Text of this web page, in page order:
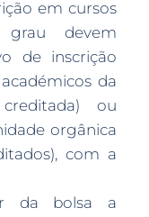
em cursos
devem
de inscrição
da
ou
orgânica
com a
da bolsa a